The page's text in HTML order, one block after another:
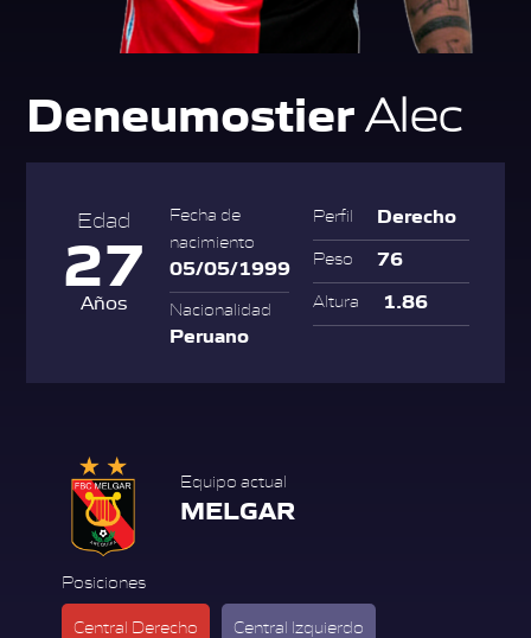
DeneumostierAlec
Edad
27
Años
Fecha de
nacimiento
05/05/1999
Nacionalidad
Peruano
Perfil Derecho
Peso 76
Altura 1.86
Equipo actual
MELGAR
Posiciones
Central Derecho Central Izquierdo